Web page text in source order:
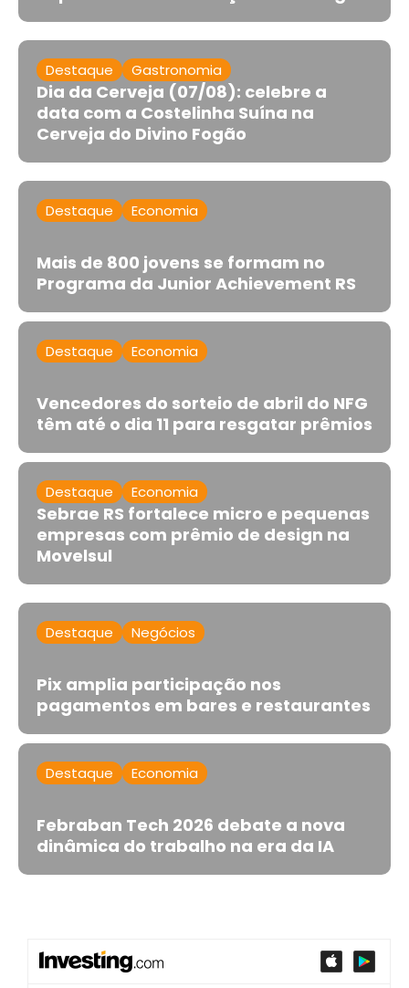
Destaque Gastronomia
Dia da Cerveja (07/08): celebre a
data com a Costelinha Suína na
Cerveja do Divino Fogão
Destaque Economia
Mais de 800 jovens se formam no
Programa da Junior Achievement RS
Destaque Economia
Vencedores do sorteio de abril do NFG
têm até o dia 11 para resgatar prêmios
Destaque Economia
Sebrae RS fortalece micro e pequenas
empresas com prêmio de design na
Movelsul
Destaque Negócios
Pix amplia participação nos
pagamentos em bares e restaurantes
Destaque Economia
Febraban Tech 2026 debate a nova
dinâmica do trabalho na era da IA